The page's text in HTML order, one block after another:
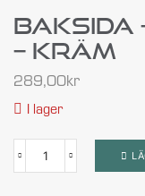
Baksida
– Kräm
289,00kr
I lager